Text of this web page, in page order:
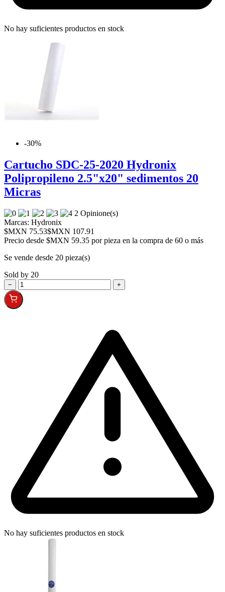
No hay suficientes productos en stock
-30%
Cartucho SDC-25-2020 Hydronix
Polipropileno 2.5"x20" sedimentos 20
Micras
2 Opinione(s)
Marcas: Hydronix
$MXN 75.53$MXN 107.91
Precio desde $MXN 59.35 por pieza en la compra de 60 o más
Se vende desde 20 pieza(s)
Sold by 20
− +
No hay suficientes productos en stock